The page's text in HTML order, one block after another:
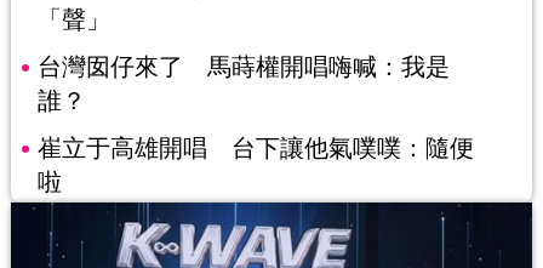
「聲」
台灣囡仔來了 馬蒔權開唱嗨喊：我是
誰？
崔立于高雄開唱 台下讓他氣噗噗：隨便
啦